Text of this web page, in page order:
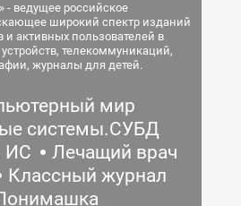
- ведущее российское
широкий спектр изданий
активных пользователей в
телекоммуникаций,
журналы для детей.
мир
системы.СУБД
ИС
Лечащий врач
Классный журнал